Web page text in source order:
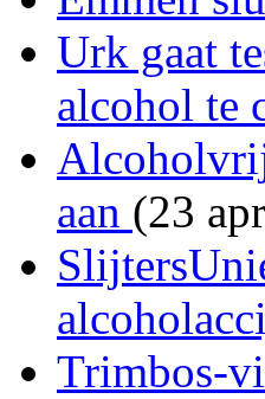
Urk gaat
alcohol te
aan (23
Trimbos-